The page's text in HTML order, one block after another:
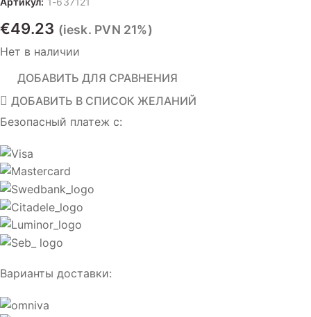
€49.23 (iesk. PVN 21%)
Нет в наличии
Безопасный платеж с:
Варианты доставки:
ДОБАВИТЬ ДЛЯ СРАВНЕНИЯ
ДОБАВИТЬ В СПИСОК ЖЕЛАНИЙ